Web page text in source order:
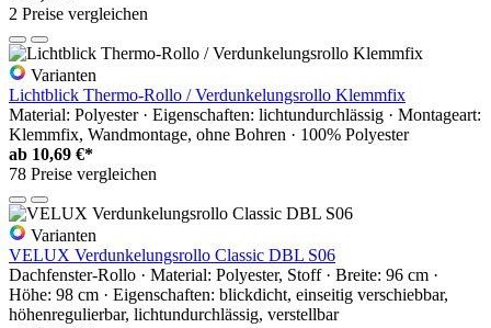
2 Preise vergleichen
Varianten
Lichtblick Thermo-Rollo / Verdunkelungsrollo Klemmfix
Material: Polyester · Eigenschaften: lichtundurchlässig · Montageart:
Klemmfix, Wandmontage, ohne Bohren · 100% Polyester
ab 10,69 €*
78 Preise vergleichen
Varianten
VELUX Verdunkelungsrollo Classic DBL S06
Dachfenster-Rollo · Material: Polyester, Stoff · Breite: 96 cm ·
Höhe: 98 cm · Eigenschaften: blickdicht, einseitig verschiebbar,
höhenregulierbar, lichtundurchlässig, verstellbar